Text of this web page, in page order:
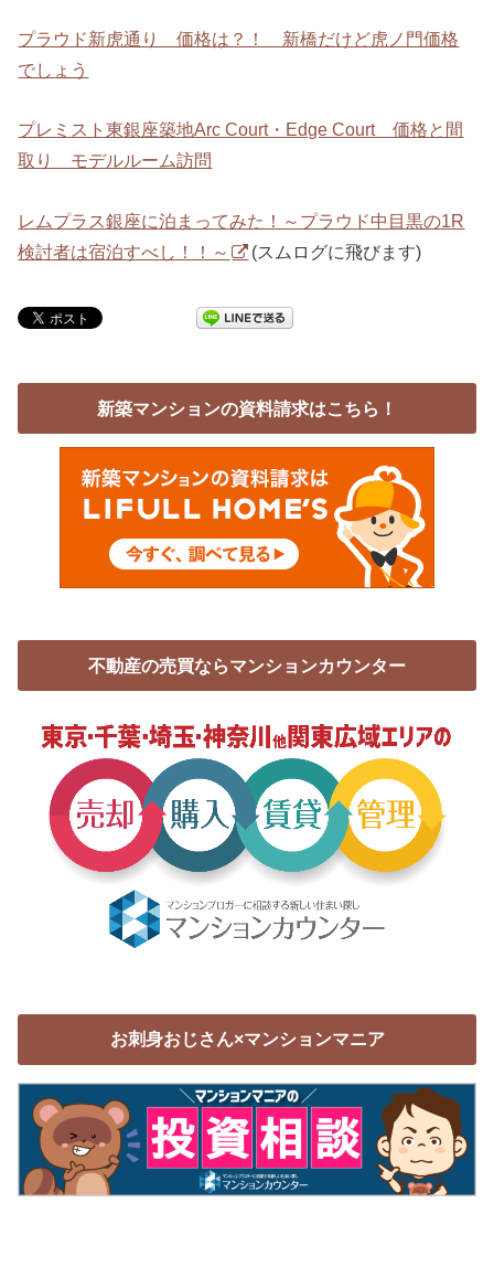
プラウド新虎通り 価格は？！ 新橋だけど虎ノ門価格
でしょう
プレミスト東銀座築地Arc Court・Edge Court 価格と間
取り モデルルーム訪問
レムプラス銀座に泊まってみた！～プラウド中目黒の1R
検討者は宿泊すべし！！～
(スムログに飛びます)
新築マンションの資料請求はこちら！
不動産の売買ならマンションカウンター
お刺身おじさん×マンションマニア